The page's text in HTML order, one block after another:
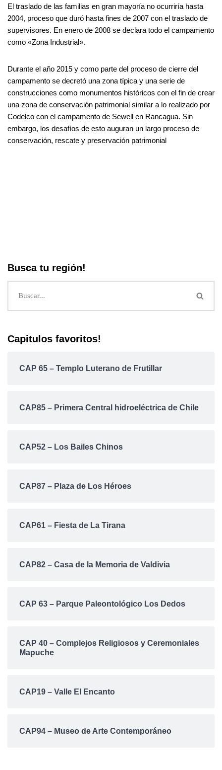
El traslado de las familias en gran mayoría no ocurriría hasta
2004, proceso que duró hasta fines de 2007 con el traslado de
supervisores. En enero de 2008 se declara todo el campamento
como «Zona Industrial».
Durante el año 2015 y como parte del proceso de cierre del
campamento se decretó una zona típica y una serie de
construcciones como monumentos históricos con el fin de crear
una zona de conservación patrimonial similar a lo realizado por
Codelco con el campamento de Sewell en Rancagua. Sin
embargo, los desafíos de esto auguran un largo proceso de
conservación, rescate y preservación patrimonial
Busca tu región!
Capitulos favoritos!
CAP 65 – Templo Luterano de Frutillar
CAP85 – Primera Central hidroeléctrica de Chile
CAP52 – Los Bailes Chinos
CAP87 – Plaza de Los Héroes
CAP61 – Fiesta de La Tirana
CAP82 – Casa de la Memoria de Valdivia
CAP 63 – Parque Paleontológico Los Dedos
CAP 40 – Complejos Religiosos y Ceremoniales
Mapuche
CAP19 – Valle El Encanto
CAP94 – Museo de Arte Contemporáneo